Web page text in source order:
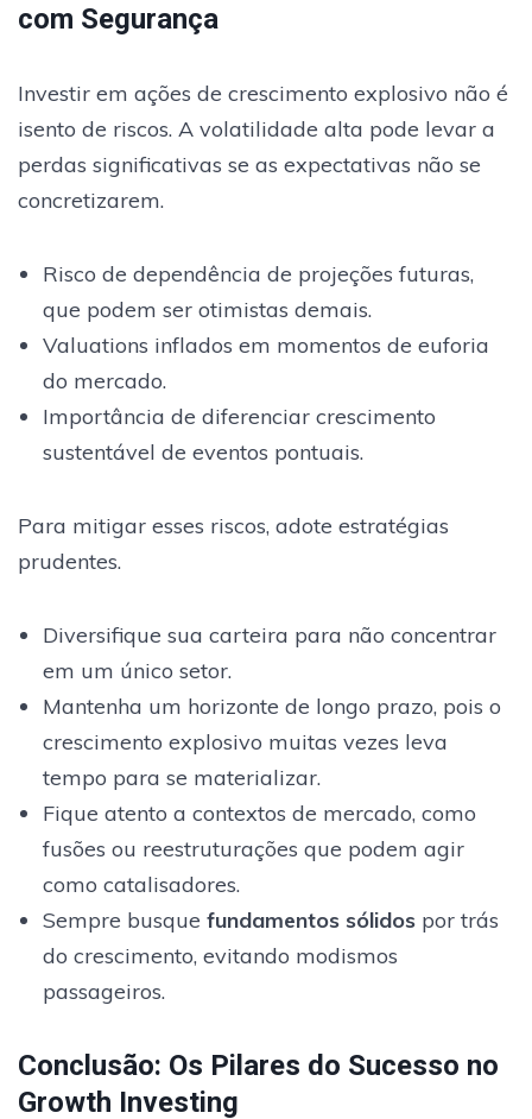
com Segurança
Investir em ações de crescimento explosivo não é
isento de riscos. A volatilidade alta pode levar a
perdas significativas se as expectativas não se
concretizarem.
Risco de dependência de projeções futuras,
que podem ser otimistas demais.
Valuations inflados em momentos de euforia
do mercado.
Importância de diferenciar crescimento
sustentável de eventos pontuais.
Para mitigar esses riscos, adote estratégias
prudentes.
Diversifique sua carteira para não concentrar
em um único setor.
Mantenha um horizonte de longo prazo, pois o
crescimento explosivo muitas vezes leva
tempo para se materializar.
Fique atento a contextos de mercado, como
fusões ou reestruturações que podem agir
como catalisadores.
Sempre busque fundamentos sólidospor trás
do crescimento, evitando modismos
passageiros.
Conclusão: Os Pilares do Sucesso no
Growth Investing